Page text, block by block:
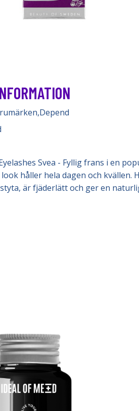
,Depend
Svea - Fyllig frans i en
håller hela dagen och kvällen.
är fjäderlätt och ger en